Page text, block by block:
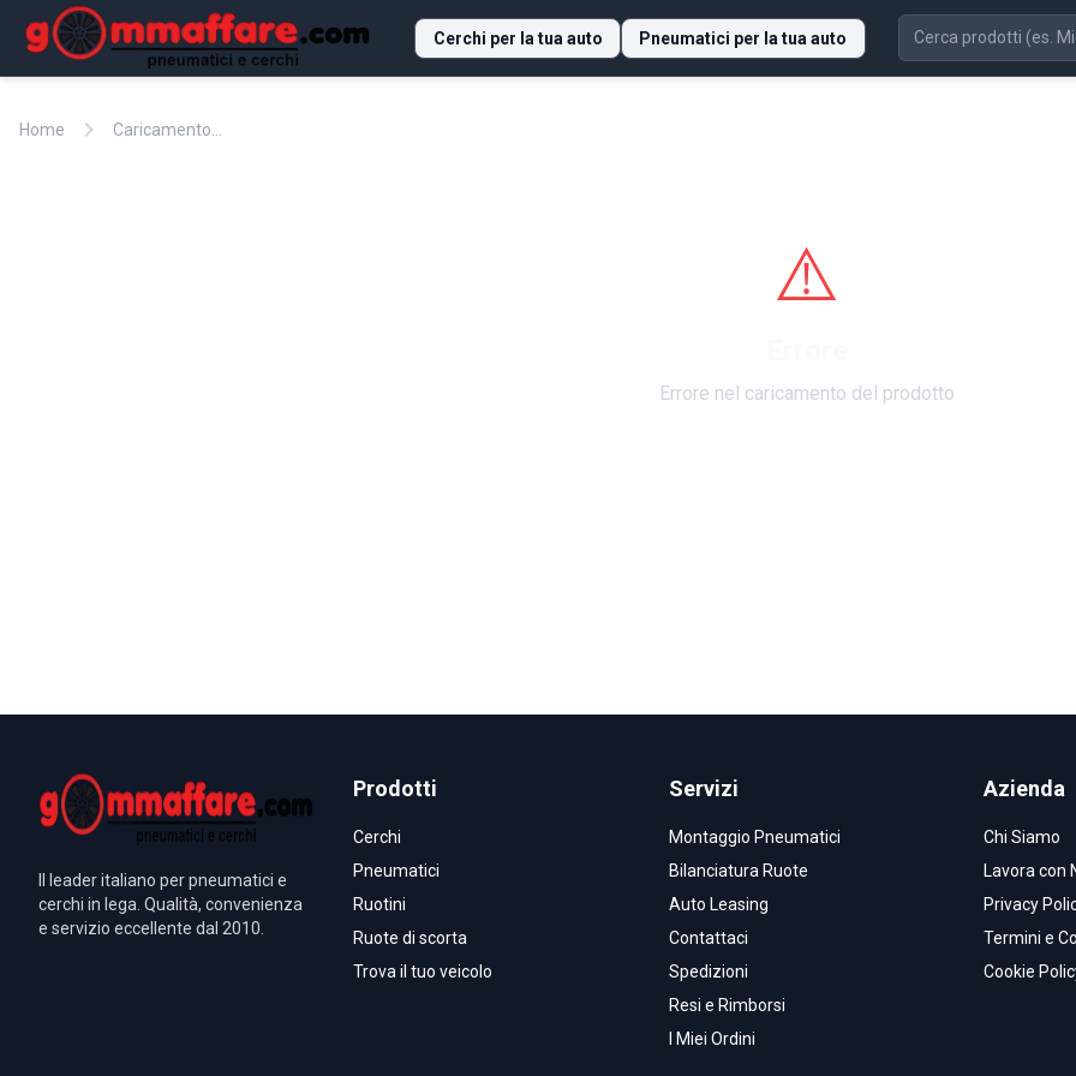
Cerchi per la tua auto Pneumatici per la tua auto
Home chevron_right Caricamento...
⚠️
Errore nel caricamento del prodotto
Il leader italiano per pneumatici e
cerchi in lega. Qualità, convenienza
e servizio eccellente dal 2010.
Prodotti
Cerchi
Pneumatici
Ruotini
Ruote di scorta
Trova il tuo veicolo
Servizi
Montaggio Pneumatici
Bilanciatura Ruote
Auto Leasing
Contattaci
Spedizioni
Resi e Rimborsi
I Miei Ordini
Azienda
Chi Siamo
Lavora con
Privacy
Termini e
Cookie